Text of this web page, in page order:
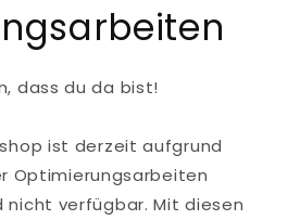
dass du da bist!
ist derzeit aufgrund
Optimierungsarbeiten
nicht verfügbar. Mit diesen